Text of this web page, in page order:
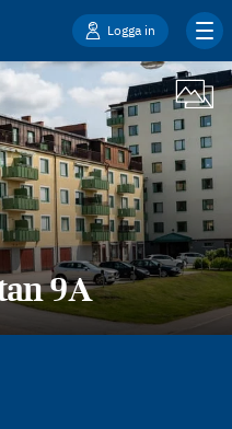
Logga in
9A